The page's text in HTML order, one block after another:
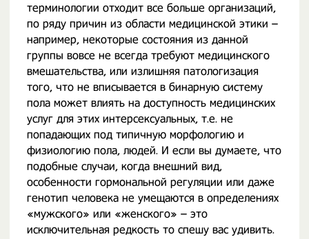
терминологии отходит все больше организаций,
по ряду причин из области медицинской этики –
например, некоторые состояния из данной
группы вовсе не всегда требуют медицинского
вмешательства, или излишняя патологизация
того, что не вписывается в бинарную систему
пола может влиять на доступность медицинских
услуг для этих интерсексуальных, т.е. не
попадающих под типичную морфологию и
физиологию пола, людей. И если вы думаете, что
подобные случаи, когда внешний вид,
особенности гормональной регуляции или даже
генотип человека не умещаются в определениях
«мужского» или «женского» – это
исключительная редкость то спешу вас удивить.